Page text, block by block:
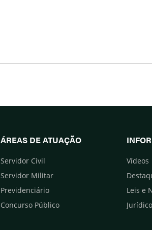
ÁREAS DE ATUAÇÃO
Servidor Civil
Servidor Militar
Previdenciário
Concurso Público
Vídeos
Leis e
Jurídico